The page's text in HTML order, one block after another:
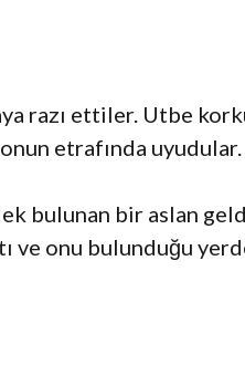
razı ettiler. Utbe
etrafında uyudular.
bulunan bir aslan
ve onu bulunduğu